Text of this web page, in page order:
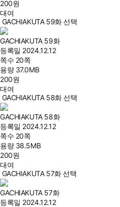
200원
대여
GACHIAKUTA 59화 선택
GACHIAKUTA 59화
등록일 2024.12.12
쪽수 20쪽
용량 37.0MB
200원
대여
GACHIAKUTA 58화 선택
GACHIAKUTA 58화
등록일 2024.12.12
쪽수 20쪽
용량 38.5MB
200원
대여
GACHIAKUTA 57화 선택
GACHIAKUTA 57화
등록일 2024.12.12